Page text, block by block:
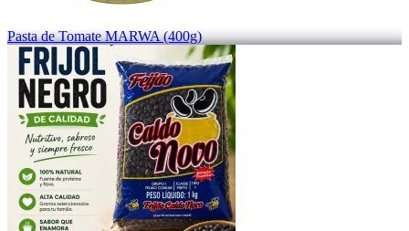
Pasta de Tomate MARWA (400g)